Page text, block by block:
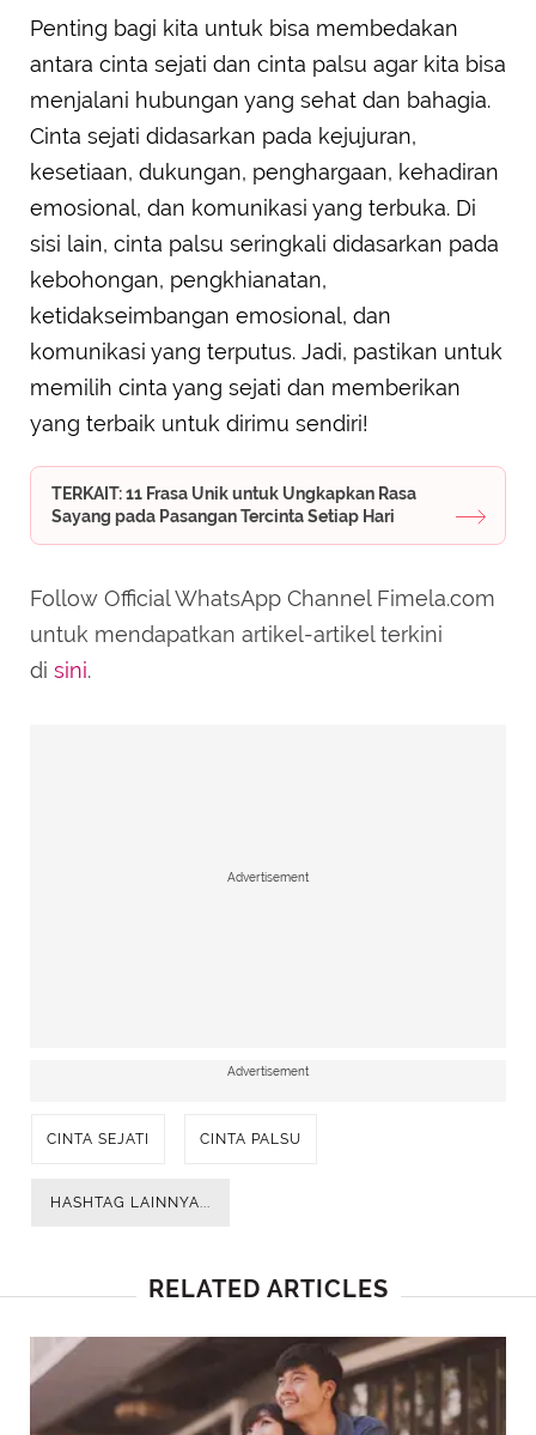
Penting bagi kita untuk bisa membedakan
antara cinta sejati dan cinta palsu agar kita bisa
menjalani hubungan yang sehat dan bahagia.
Cinta sejati didasarkan pada kejujuran,
kesetiaan, dukungan, penghargaan, kehadiran
emosional, dan komunikasi yang terbuka. Di
sisi lain, cinta palsu seringkali didasarkan pada
kebohongan, pengkhianatan,
ketidakseimbangan emosional, dan
komunikasi yang terputus. Jadi, pastikan untuk
memilih cinta yang sejati dan memberikan
yang terbaik untuk dirimu sendiri!
TERKAIT: 11 Frasa Unik untuk Ungkapkan Rasa
Sayang pada Pasangan Tercinta Setiap Hari
Follow Official WhatsApp Channel Fimela.com
untuk mendapatkan artikel-artikel terkini
di sini.
Advertisement
Advertisement
CINTA SEJATI CINTA PALSU
HASHTAG LAINNYA...
RELATED ARTICLES